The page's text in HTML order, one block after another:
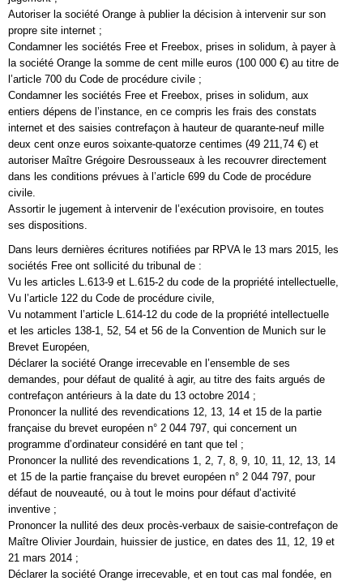
Autoriser la société Orange à publier la décision à intervenir sur son
propre site internet ;
Condamner les sociétés Free et Freebox, prises in solidum, à payer à
la société Orange la somme de cent mille euros (100 000 €) au titre de
l’article 700 du Code de procédure civile ;
Condamner les sociétés Free et Freebox, prises in solidum, aux
entiers dépens de l’instance, en ce compris les frais des constats
internet et des saisies contrefaçon à hauteur de quarante-neuf mille
deux cent onze euros soixante-quatorze centimes (49 211,74 €) et
autoriser Maître Grégoire Desrousseaux à les recouvrer directement
dans les conditions prévues à l’article 699 du Code de procédure
civile.
Assortir le jugement à intervenir de l’exécution provisoire, en toutes
ses dispositions.
Dans leurs dernières écritures notifiées par RPVA le 13 mars 2015, les
sociétés Free ont sollicité du tribunal de :
Vu les articles L.613-9 et L.615-2 du code de la propriété intellectuelle,
Vu l’article 122 du Code de procédure civile,
Vu notamment l’article L.614-12 du code de la propriété intellectuelle
et les articles 138-1, 52, 54 et 56 de la Convention de Munich sur le
Brevet Européen,
Déclarer la société Orange irrecevable en l’ensemble de ses
demandes, pour défaut de qualité à agir, au titre des faits argués de
contrefaçon antérieurs à la date du 13 octobre 2014 ;
Prononcer la nullité des revendications 12, 13, 14 et 15 de la partie
française du brevet européen n° 2 044 797, qui concernent un
programme d’ordinateur considéré en tant que tel ;
Prononcer la nullité des revendications 1, 2, 7, 8, 9, 10, 11, 12, 13, 14
et 15 de la partie française du brevet européen n° 2 044 797, pour
défaut de nouveauté, ou à tout le moins pour défaut d’activité
inventive ;
Prononcer la nullité des deux procès-verbaux de saisie-contrefaçon de
Maître Olivier Jourdain, huissier de justice, en dates des 11, 12, 19 et
21 mars 2014 ;
Déclarer la société Orange irrecevable, et en tout cas mal fondée, en